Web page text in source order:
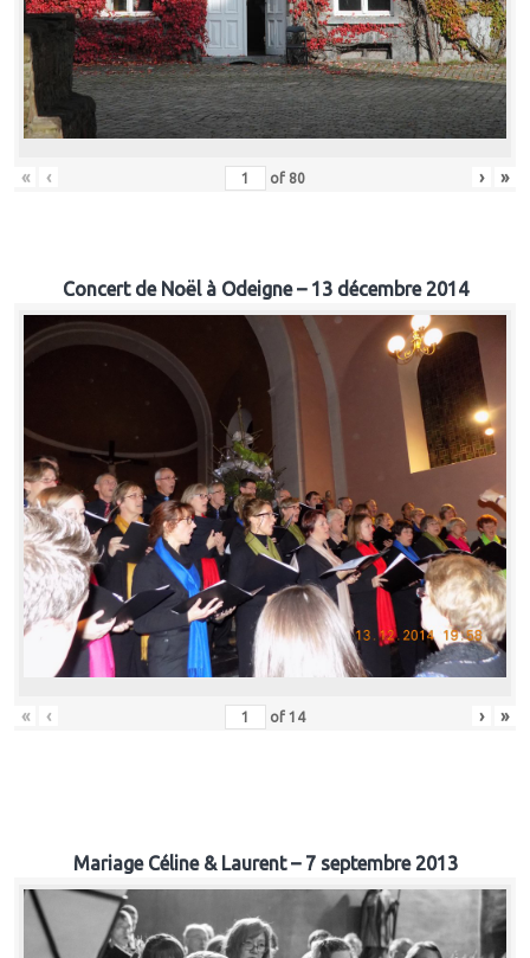
« ‹ of 80 › »
Concert de Noël à Odeigne – 13 décembre 2014
« ‹ of 14 › »
Mariage Céline & Laurent – 7 septembre 2013